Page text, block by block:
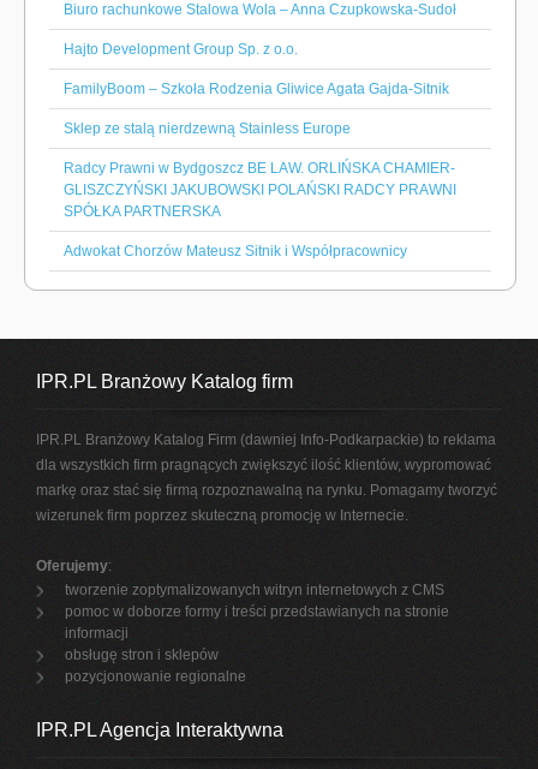
Biuro rachunkowe Stalowa Wola – Anna Czupkowska-Sudoł
Hajto Development Group Sp. z o.o.
FamilyBoom – Szkoła Rodzenia Gliwice Agata Gajda-Sitnik
Sklep ze stalą nierdzewną Stainless Europe
Radcy Prawni w Bydgoszcz BE LAW. ORLIŃSKA CHAMIER-
GLISZCZYŃSKI JAKUBOWSKI POLAŃSKI RADCY PRAWNI
SPÓŁKA PARTNERSKA
Adwokat Chorzów Mateusz Sitnik i Współpracownicy
IPR.PL Branżowy Katalog firm
IPR.PL Branżowy Katalog Firm (dawniej Info-Podkarpackie) to reklama
dla wszystkich firm pragnących zwiększyć ilość klientów, wypromować
markę oraz stać się firmą rozpoznawalną na rynku. Pomagamy tworzyć
wizerunek firm poprzez skuteczną promocję w Internecie.
Oferujemy:
tworzenie zoptymalizowanych witryn internetowych z CMS
pomoc w doborze formy i treści przedstawianych na stronie
informacji
obsługę stron i sklepów
pozycjonowanie regionalne
IPR.PL Agencja Interaktywna